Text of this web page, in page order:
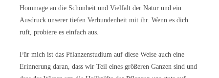
Hommage an die Schönheit und Vielfalt der Natur und ein
Ausdruck unserer tiefen Verbundenheit mit ihr. Wenn es dich
ruft, probiere es einfach aus.
Für mich ist das Pflanzenstudium auf diese Weise auch eine
Erinnerung daran, dass wir Teil eines größeren Ganzen sind und